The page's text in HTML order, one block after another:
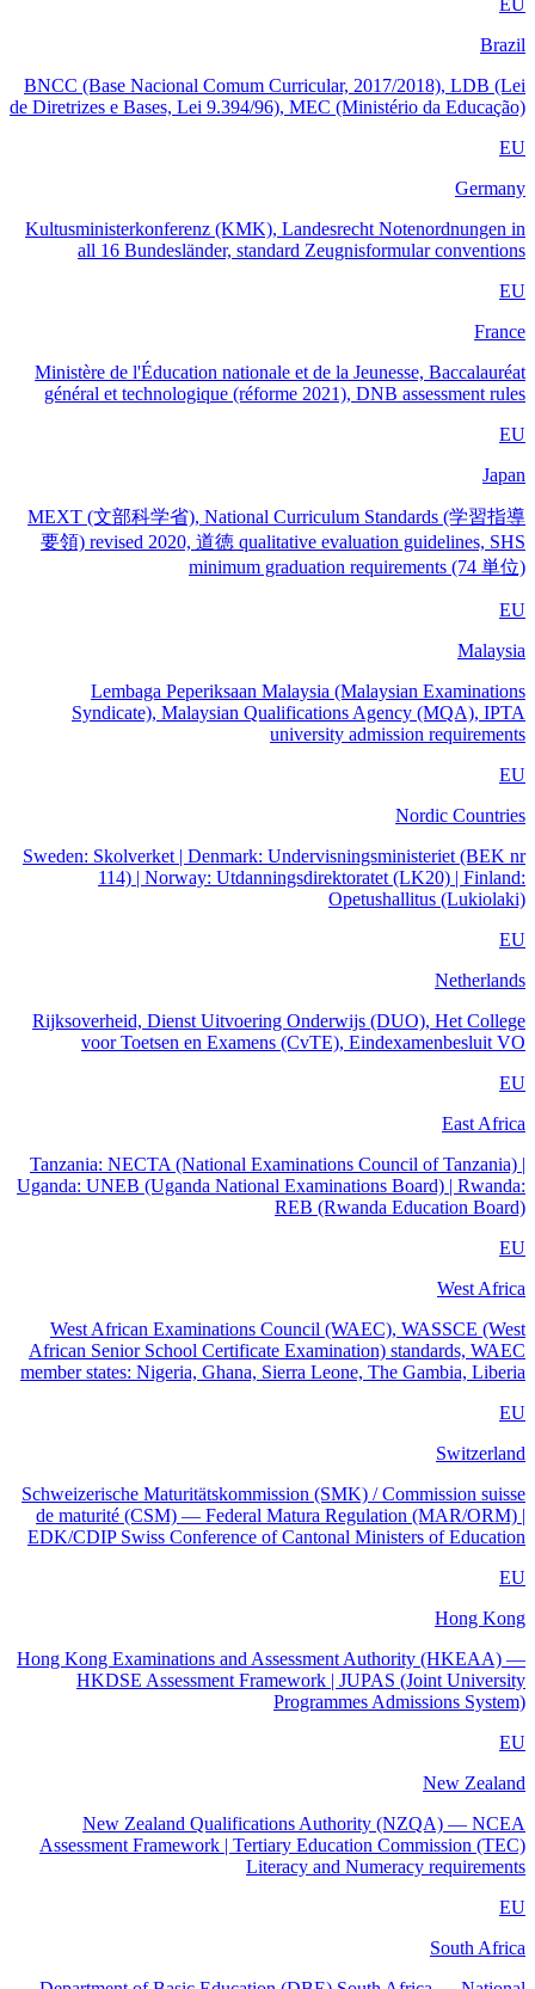
Brazil
BNCC (Base Nacional Comum Curricular, 2017/2018), LDB (Lei
de Diretrizes e Bases, Lei 9.394/96), MEC (Ministério da Educação)
EU
Germany
Kultusministerkonferenz (KMK), Landesrecht Notenordnungen in
all 16 Bundesländer, standard Zeugnisformular conventions
EU
France
Ministère de l'Éducation nationale et de la Jeunesse, Baccalauréat
général et technologique (réforme 2021), DNB assessment rules
EU
Japan
MEXT (文部科学省), National Curriculum Standards (学習指導
要領) revised 2020, 道徳 qualitative evaluation guidelines, SHS
minimum graduation requirements (74 単位)
EU
Malaysia
Lembaga Peperiksaan Malaysia (Malaysian Examinations
Syndicate), Malaysian Qualifications Agency (MQA), IPTA
university admission requirements
EU
Nordic Countries
Sweden: Skolverket | Denmark: Undervisningsministeriet (BEK nr
114) | Norway: Utdanningsdirektoratet (LK20) | Finland:
Opetushallitus (Lukiolaki)
EU
Netherlands
Rijksoverheid, Dienst Uitvoering Onderwijs (DUO), Het College
voor Toetsen en Examens (CvTE), Eindexamenbesluit VO
EU
East Africa
Tanzania: NECTA (National Examinations Council of Tanzania) |
Uganda: UNEB (Uganda National Examinations Board) | Rwanda:
REB (Rwanda Education Board)
EU
West Africa
West African Examinations Council (WAEC), WASSCE (West
African Senior School Certificate Examination) standards, WAEC
member states: Nigeria, Ghana, Sierra Leone, The Gambia, Liberia
EU
Switzerland
Schweizerische Maturitätskommission (SMK) / Commission suisse
de maturité (CSM) — Federal Matura Regulation (MAR/ORM) |
EDK/CDIP Swiss Conference of Cantonal Ministers of Education
EU
Hong Kong
Hong Kong Examinations and Assessment Authority (HKEAA) —
HKDSE Assessment Framework | JUPAS (Joint University
Programmes Admissions System)
EU
New Zealand
New Zealand Qualifications Authority (NZQA) — NCEA
Assessment Framework | Tertiary Education Commission (TEC)
Literacy and Numeracy requirements
EU
South Africa